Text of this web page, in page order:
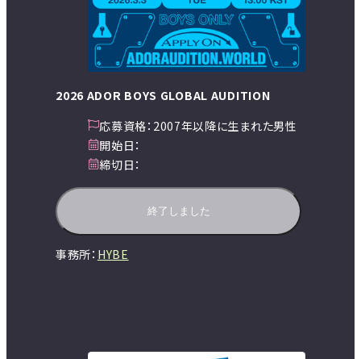
2026 ADOR BOYS GLOBAL AUDITION
応募資格： 2007年以降に生まれた男性
開始日：
締切日：
終了しました
事務所： HYBE